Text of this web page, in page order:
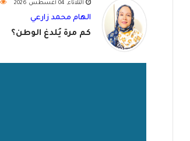
الثلاثاء, 04 أغسطس 2026
الهام محمد زارعي
كم مرة يُلدغ الوطن؟